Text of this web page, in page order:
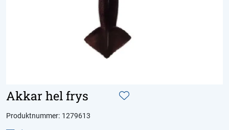
Akkar hel frys
Produktnummer: 1279613